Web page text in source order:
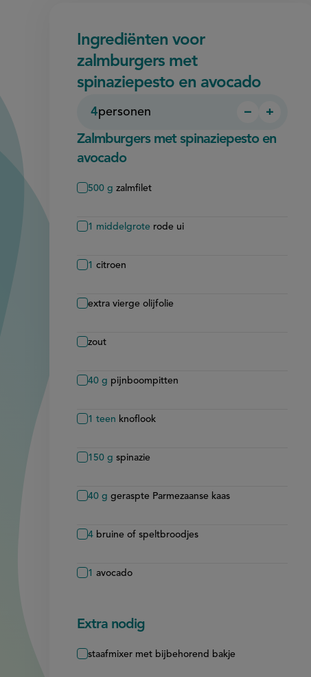
Ingrediënten voor
zalmburgers met
spinaziepesto en avocado
4personen
Persoon
−
Persoon
+
Zalmburgers met spinaziepesto en
avocado
500 g zalmfilet
1 middelgrote rode ui
1 citroen
extra vierge olijfolie
zout
40 g pijnboompitten
1 teen knoflook
150 g spinazie
40 g geraspte Parmezaanse kaas
4 bruine of speltbroodjes
1 avocado
Extra nodig
staafmixer met bijbehorend bakje